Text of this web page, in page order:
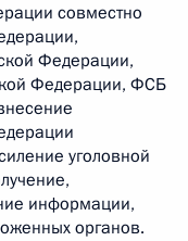
совместно
Федерации,
Федерации, ФСБ
уголовной
информации,
органов.